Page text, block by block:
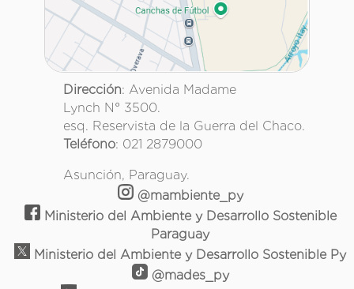
Dirección: Avenida Madame
Lynch N° 3500.
esq. Reservista de la Guerra del Chaco.
Teléfono: 021 2879000
Asunción, Paraguay.
@mambiente_py
Ministerio del Ambiente y Desarrollo Sostenible
Paraguay
Ministerio del Ambiente y Desarrollo Sostenible Py
@mades_py